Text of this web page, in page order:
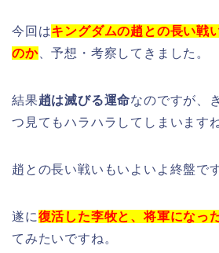
今回はキングダムの趙との長い戦
のか、予想・考察してきました。
結果趙は滅びる運命なのですが、
つ見てもハラハラしてしまいます
趙との長い戦いもいよいよ終盤です
遂に復活した李牧と、将軍になっ
てみたいですね。